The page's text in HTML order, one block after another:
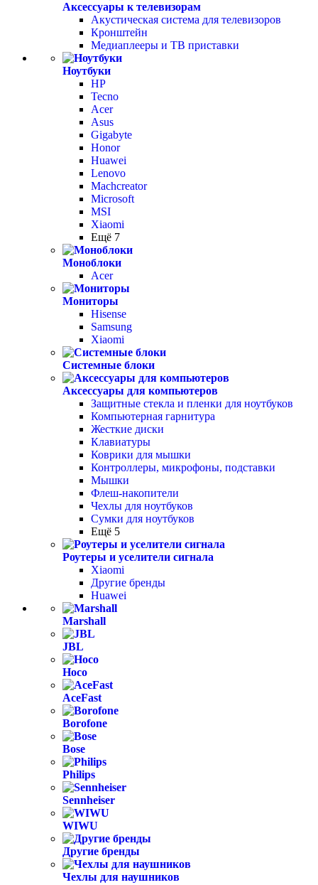
Аксессуары к телевизорам
Акустическая система для телевизоров
Кронштейн
Медиаплееры и ТВ приставки
Ноутбуки
HP
Tecno
Acer
Asus
Gigabyte
Honor
Huawei
Lenovo
Machcreator
Microsoft
MSI
Xiaomi
Ещё 7
Моноблоки
Acer
Мониторы
Hisense
Samsung
Xiaomi
Системные блоки
Аксессуары для компьютеров
Защитные стекла и пленки для ноутбуков
Компьютерная гарнитура
Жесткие диски
Клавиатуры
Коврики для мышки
Контроллеры, микрофоны, подставки
Мышки
Флеш-накопители
Чехлы для ноутбуков
Сумки для ноутбуков
Ещё 5
Роутеры и уселители сигнала
Xiaomi
Другие бренды
Huawei
Marshall
JBL
Hoco
AceFast
Borofone
Bose
Philips
Sennheiser
WIWU
Другие бренды
Чехлы для наушников